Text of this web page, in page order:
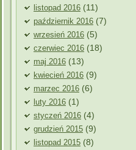
listopad 2016 (11)
październik 2016 (7)
wrzesień 2016 (5)
czerwiec 2016 (18)
maj 2016 (13)
kwiecień 2016 (9)
marzec 2016 (6)
luty 2016 (1)
styczeń 2016 (4)
grudzień 2015 (9)
listopad 2015 (8)